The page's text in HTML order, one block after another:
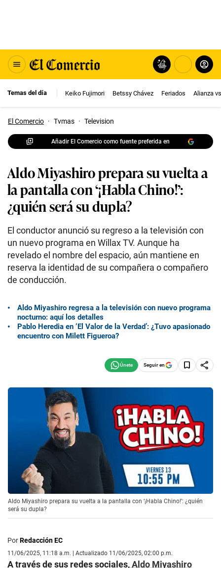
Temas del día Keiko Fujimori Betssy Chávez Feriados Alianza
El Comercio · Tvmas · Television
Añadir El Comercio como fuente preferida en
Aldo Miyashiro prepara su vuelta a
la pantalla con ‘¡Habla Chino!’:
¿quién será su dupla?
El conductor anunció su regreso a la televisión con
un nuevo programa en Willax TV. Aunque ha
revelado el nombre del espacio, aún mantiene en
reserva la identidad de su compañera o compañero
de conducción.
Aldo Miyashiro regresa a la televisión con nuevo programa
nocturno: aquí los detalles
Pablo Heredia en ‘El Valor de la Verdad’: ¿Tuvo apasionado
encuentro con Milett Figueroa?
Seguir en
Aldo Miyashiro prepara su vuelta a la pantalla con ‘¡Habla Chino!’: ¿quién
será su dupla?
PorRedacción EC
11/06/2025, 11:18 a.m. | Actualizado 11/06/2025, 02:00 p.m.
A través de sus redes sociales,Aldo Miyashiro